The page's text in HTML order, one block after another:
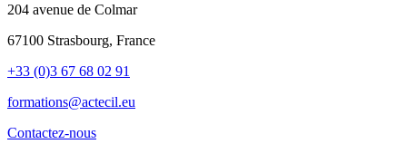
204 avenue de Colmar
67100 Strasbourg, France
+33 (0)3 67 68 02 91
formations@actecil.eu
Contactez-nous